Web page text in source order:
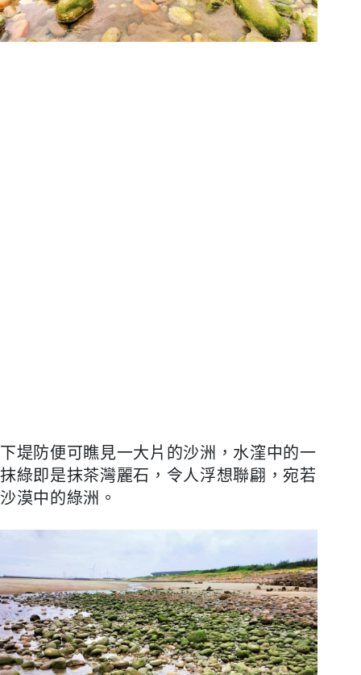
下堤防便可瞧見一大片的沙洲，水漥中的一
抹綠即是抹茶灣麗石，令人浮想聯翩，宛若
沙漠中的綠洲。